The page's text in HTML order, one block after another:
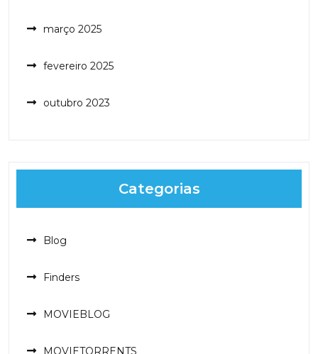
março 2025
fevereiro 2025
outubro 2023
Categorias
Blog
Finders
MOVIEBLOG
MOVIETORRENTS